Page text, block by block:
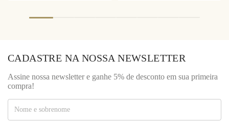
CADASTRE NA NOSSA NEWSLETTER
Assine nossa newsletter e ganhe 5% de desconto em sua primeira
compra!